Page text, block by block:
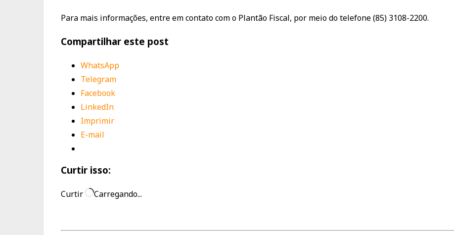
Para mais informações, entre em contato com o Plantão Fiscal, por meio do telefone (85) 3108-2200.
Compartilhar este post
WhatsApp
Telegram
Facebook
LinkedIn
Imprimir
E-mail
Curtir isso:
Curtir Carregando...